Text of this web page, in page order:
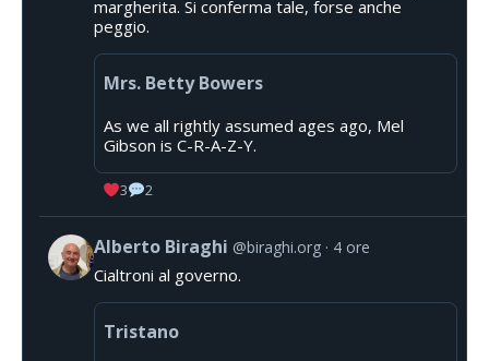
margherita. Si conferma tale, forse anche
peggio.
Mrs. Betty Bowers
As we all rightly assumed ages ago, Mel
Gibson is C-R-A-Z-Y.
3 2
Alberto Biraghi @biraghi.org 4 ore
Cialtroni al governo.
Tristano